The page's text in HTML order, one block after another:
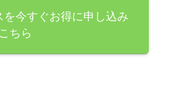
今すぐお得に申し込み
ちら